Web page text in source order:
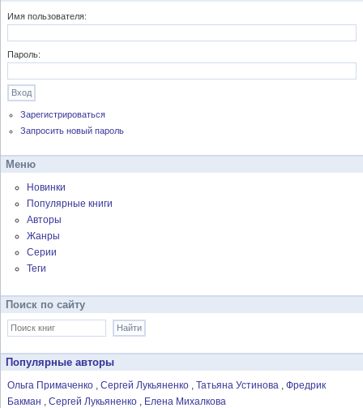
Имя пользователя:
Пароль:
Зарегистрироваться
Запросить новый пароль
Меню
Новинки
Популярные книги
Авторы
Жанры
Серии
Теги
Поиск по сайту
Популярные авторы
Ольга Примаченко Сергей Лукьяненко Татьяна Устинова
Фредрик
Бакман
Сергей Лукьяненко Елена Михалкова